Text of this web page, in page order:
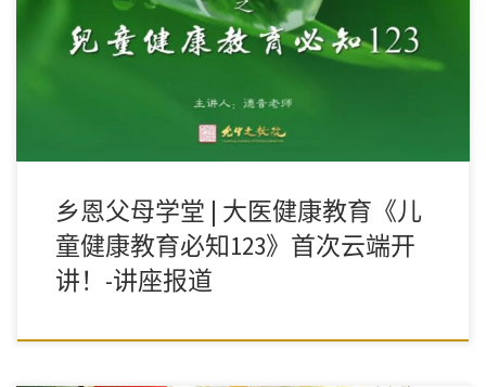
2022年10月21日，来自榆林清涧县、佳县的百余名家长、孩子和老
师齐聚云端，共同参加了“乡恩父母学 […]
乡恩父母学堂 | 大医健康教育《儿
童健康教育必知123》首次云端开
讲！-讲座报道